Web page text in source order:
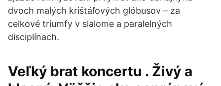
dvoch malých krištáľových glóbusov – za
celkové triumfy v slalome a paralelných
disciplínach.
Veľký brat koncertu . Živý a